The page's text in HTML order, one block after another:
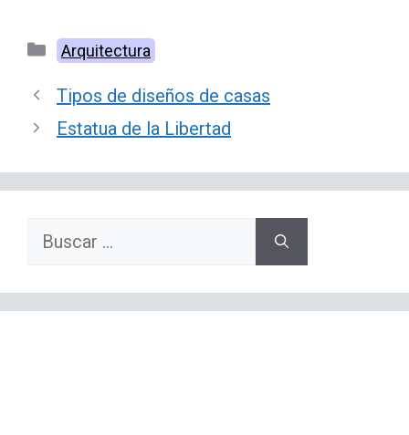
Categorías
Arquitectura
Tipos de diseños de casas
Estatua de la Libertad
Buscar: